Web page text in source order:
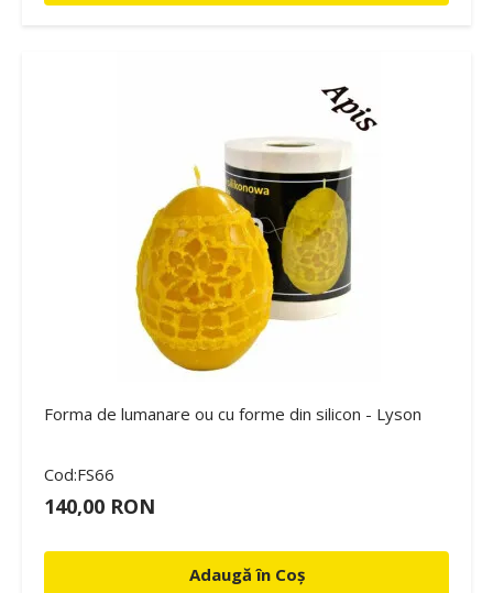
Forma de lumanare ou cu forme din silicon - Lyson
Cod:FS66
140,00 RON
Adaugă în Coș